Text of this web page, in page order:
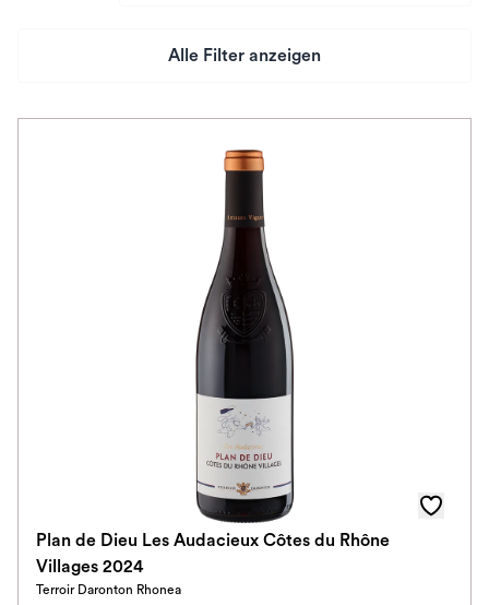
Alle Filter anzeigen
Schmeckt nach
Plan de Dieu Les Audacieux Côtes du Rhône
Villages 2024
Terroir Daronton Rhonea